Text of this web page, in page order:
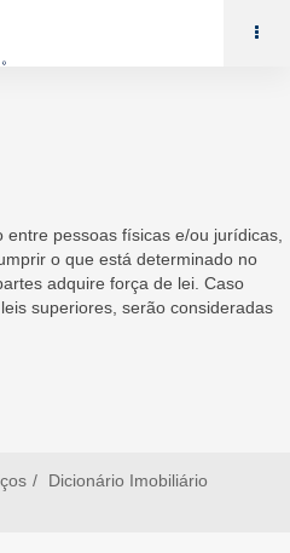
pessoas físicas e/ou jurídicas,
o que está determinado no
adquire força de lei. Caso
superiores, serão consideradas
Dicionário Imobiliário